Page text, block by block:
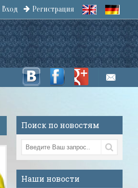
Вход Регистрация
Поиск по новостям
Наши новости